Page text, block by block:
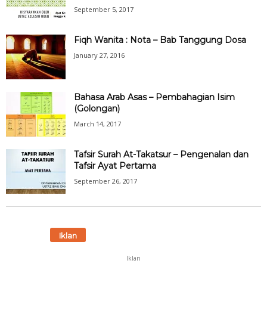
September 5, 2017
Fiqh Wanita : Nota – Bab Tanggung Dosa
January 27, 2016
Bahasa Arab Asas – Pembahagian Isim
(Golongan)
March 14, 2017
Tafsir Surah At-Takatsur – Pengenalan dan
Tafsir Ayat Pertama
September 26, 2017
Iklan
Iklan